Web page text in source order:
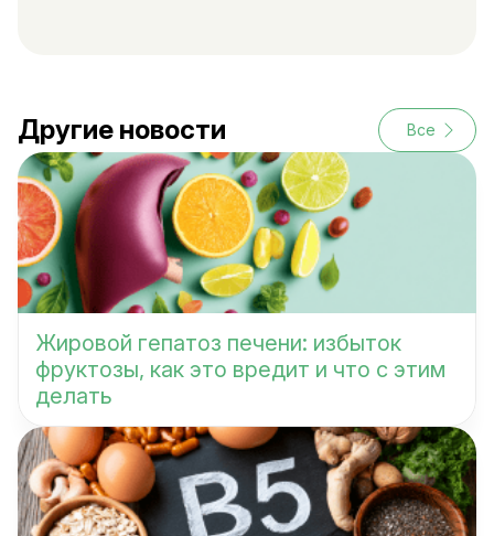
Другие новости Все
Жировой гепатоз печени: избыток
фруктозы, как это вредит и что с этим
делать